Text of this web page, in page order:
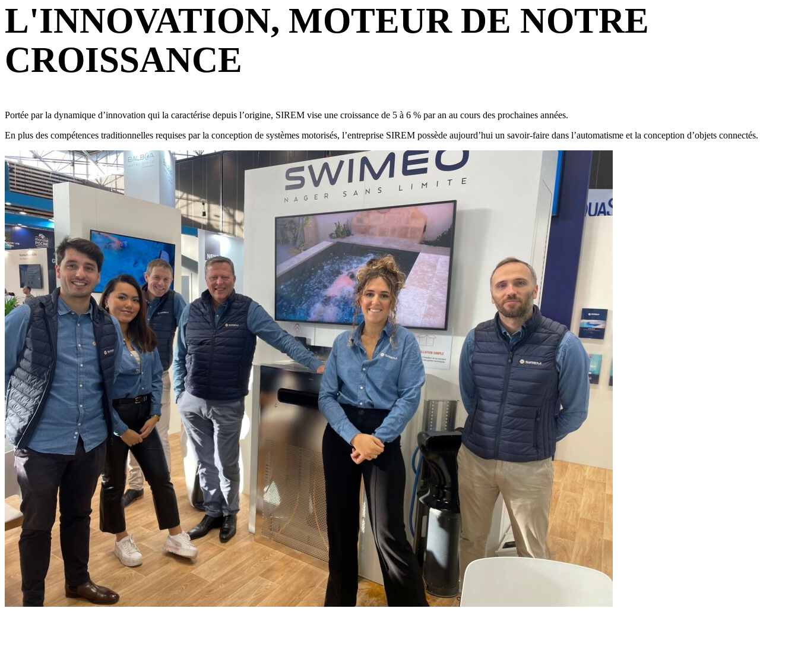
L'INNOVATION, MOTEUR DE NOTRE
CROISSANCE
Portée par la dynamique d’innovation qui la caractérise depuis l’origine, SIREM vise une croissance de 5 à 6 % par an au cours des prochaines années.
En plus des compétences traditionnelles requises par la conception de systèmes motorisés, l’entreprise SIREM possède aujourd’hui un savoir-faire dans l’automatisme et la conception d’objets connectés.